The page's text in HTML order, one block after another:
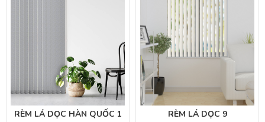
RÈM LÁ DỌC HÀN QUỐC 1 RÈM LÁ DỌC 9